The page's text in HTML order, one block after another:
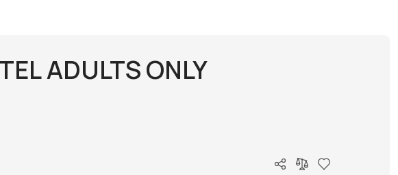
ADULTS ONLY